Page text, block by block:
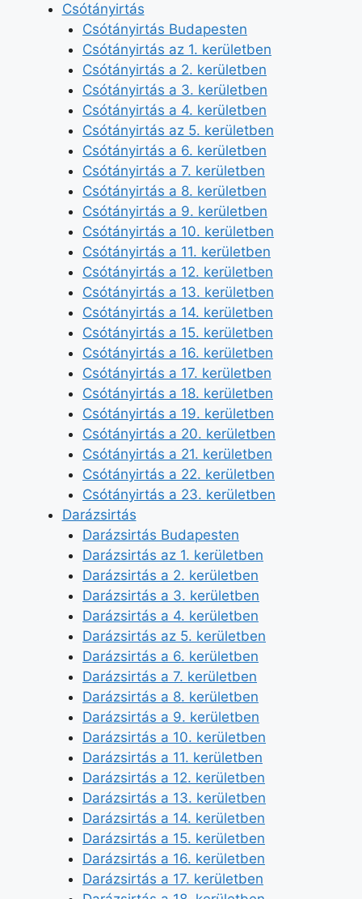
Csótányirtás
Csótányirtás Budapesten
Csótányirtás az 1. kerületben
Csótányirtás a 2. kerületben
Csótányirtás a 3. kerületben
Csótányirtás a 4. kerületben
Csótányirtás az 5. kerületben
Csótányirtás a 6. kerületben
Csótányirtás a 7. kerületben
Csótányirtás a 8. kerületben
Csótányirtás a 9. kerületben
Csótányirtás a 10. kerületben
Csótányirtás a 11. kerületben
Csótányirtás a 12. kerületben
Csótányirtás a 13. kerületben
Csótányirtás a 14. kerületben
Csótányirtás a 15. kerületben
Csótányirtás a 16. kerületben
Csótányirtás a 17. kerületben
Csótányirtás a 18. kerületben
Csótányirtás a 19. kerületben
Csótányirtás a 20. kerületben
Csótányirtás a 21. kerületben
Csótányirtás a 22. kerületben
Csótányirtás a 23. kerületben
Darázsirtás
Darázsirtás Budapesten
Darázsirtás az 1. kerületben
Darázsirtás a 2. kerületben
Darázsirtás a 3. kerületben
Darázsirtás a 4. kerületben
Darázsirtás az 5. kerületben
Darázsirtás a 6. kerületben
Darázsirtás a 7. kerületben
Darázsirtás a 8. kerületben
Darázsirtás a 9. kerületben
Darázsirtás a 10. kerületben
Darázsirtás a 11. kerületben
Darázsirtás a 12. kerületben
Darázsirtás a 13. kerületben
Darázsirtás a 14. kerületben
Darázsirtás a 15. kerületben
Darázsirtás a 16. kerületben
Darázsirtás a 17. kerületben